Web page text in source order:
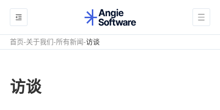
首页 关于我们 所有新闻 访谈
访谈